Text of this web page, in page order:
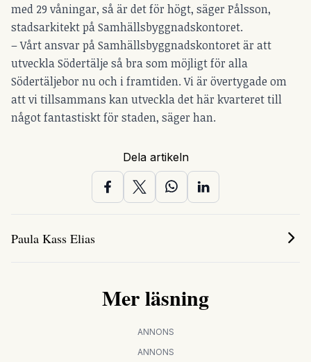
med 29 våningar, så är det för högt, säger Pålsson,
stadsarkitekt på Samhällsbyggnadskontoret.
– Vårt ansvar på Samhällsbyggnadskontoret är att
utveckla Södertälje så bra som möjligt för alla
Södertäljebor nu och i framtiden. Vi är övertygade om
att vi tillsammans kan utveckla det här kvarteret till
något fantastiskt för staden, säger han.
Dela artikeln
Paula Kass Elias
Mer läsning
ANNONS
ANNONS